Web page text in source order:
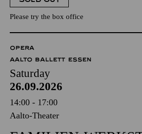
Please try the box office
OPERA
AALTO BALLETT ESSEN
Saturday
26.09.2026
14:00 - 17:00
Aalto-Theater